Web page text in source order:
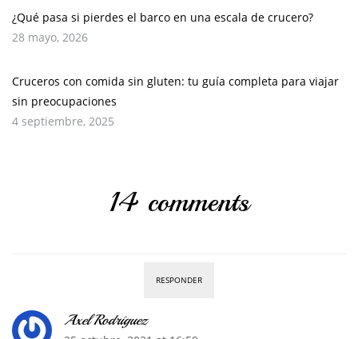
¿Qué pasa si pierdes el barco en una escala de crucero?
28 mayo, 2026
Cruceros con comida sin gluten: tu guía completa para viajar
sin preocupaciones
4 septiembre, 2025
14 comments
RESPONDER
Axel Rodríguez